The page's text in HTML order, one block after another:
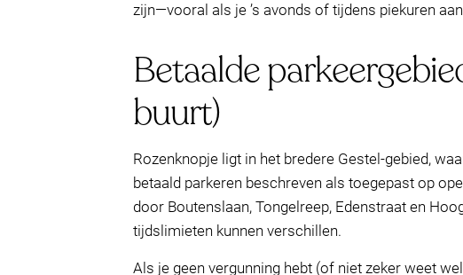
zijn—vooral als je ’s avonds of tijdens piekuren
Betaalde
buurt)
Rozenknopje ligt in het bredere Gestel-gebied,
betaald parkeren beschreven als toegepast op
door Boutenslaan, Tongelreep, Edenstraat en
tijdslimieten kunnen verschillen.
Als je geen vergunning hebt (of niet zeker weet